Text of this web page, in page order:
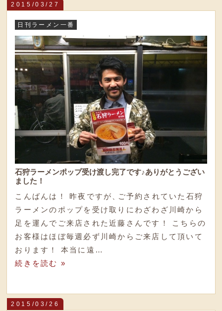
2015/03/27
日刊ラーメン一番
石狩ラーメンポップ受け渡し完了です♪ありがとうござい
ました！
こんばんは！ 昨夜ですが
、ご予約されていた石狩
ラーメンのポップを受け取りにわざわざ川崎から
足を運んでご来店された近藤さんです！ こちらの
お客様はほぼ毎週必ず川崎からご来店して頂いて
おります！ 本当に遠…
続きを読む »
2015/03/26